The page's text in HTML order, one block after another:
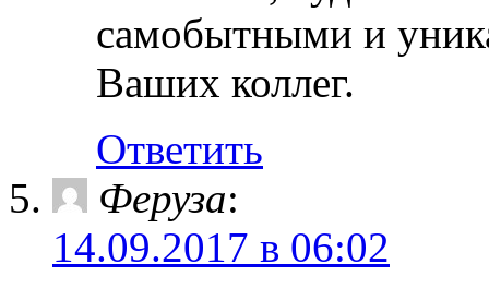
самобытными и
Ваших коллег.
Ответить
Феруза:
14.09.2017 в 06:02